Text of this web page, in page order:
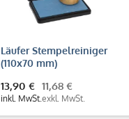
Läufer Stempelreiniger
(110x70 mm)
13,90 €
inkl. MwSt.
11,68 €
exkl. MwSt.